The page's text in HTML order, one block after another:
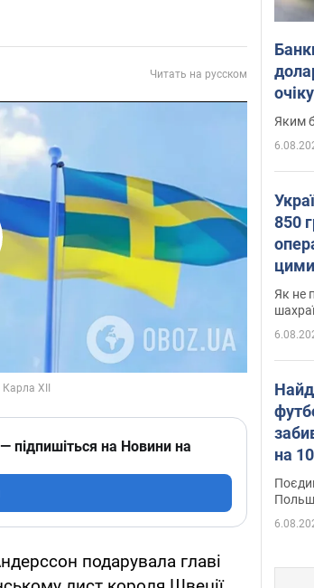
Читать на русском
підпишіться на Новини на
подарувала главі
Яким
850
Як не
на
Відео